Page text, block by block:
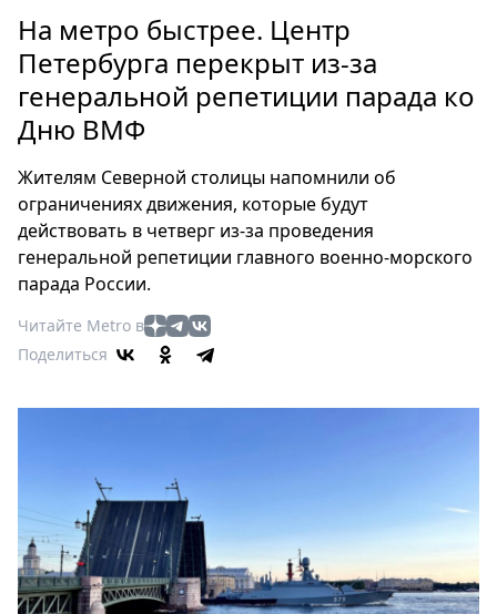
Россия
Мир
Здоровье
Еда
Мода
Театр
Кино
Афиша
Книги
Выставки
Пресс-
релизы
Стримы
Спецпроекты
Звезды
Выборы
2026
На метро быстрее. Центр
Петербурга перекрыт из-за
генеральной репетиции парада ко
Дню ВМФ
Жителям Северной столицы напомнили об
ограничениях движения, которые будут
действовать в четверг из-за проведения
генеральной репетиции главного военно-морского
парада России.
Читайте Metro в
Поделиться